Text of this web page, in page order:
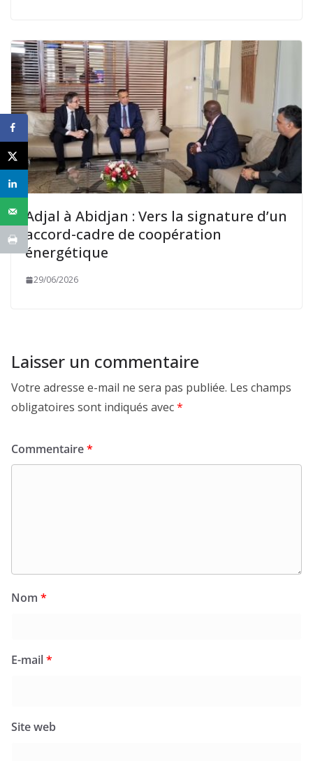
Adjal à Abidjan : Vers la signature d’un
accord-cadre de coopération
énergétique
29/06/2026
Laisser un commentaire
Votre adresse e-mail ne sera pas publiée. Les champs
obligatoires sont indiqués avec*
Commentaire*
Nom *
E-mail*
Site web